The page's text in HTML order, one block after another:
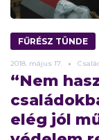
FŰRÉSZ TÜNDE
2018. május 17.
“Nem
elég jól